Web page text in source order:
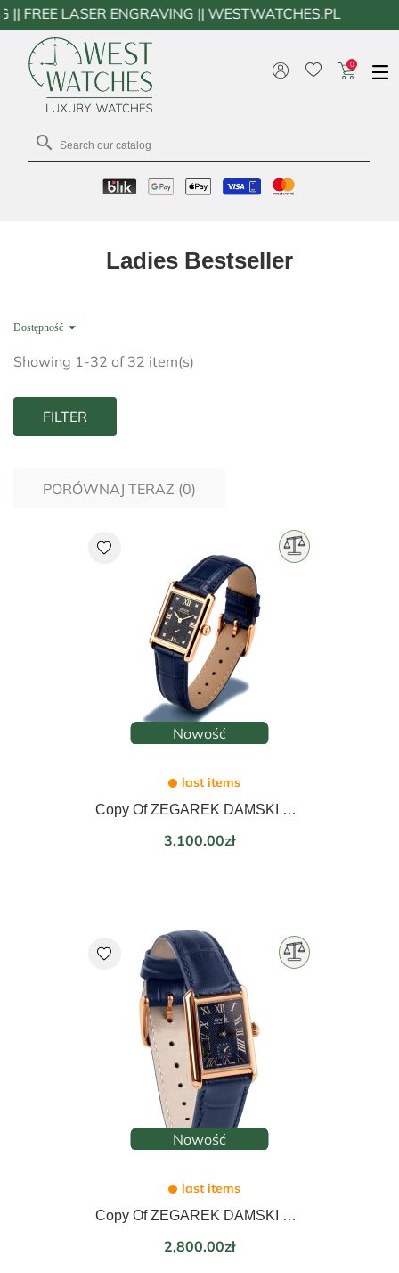

0
|| WESTWATCHES.PL
Ladies Bestseller
Dostępność 
Showing 1-32 of 32 item(s)
FILTER
PORÓWNAJ TERAZ (0)‎
Nowość
last items
Copy Of ZEGAREK DAMSKI EPOS LADIES 21mm 8002.702.20.20.15
Price
3,100.00zł
favorite
Nowość
last items
Copy Of ZEGAREK DAMSKI EPOS LADIES 21mm 8002.702.20.20.15
Price
2,800.00zł
favorite